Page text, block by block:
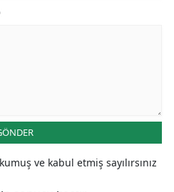
ve kabul etmiş sayılırsınız